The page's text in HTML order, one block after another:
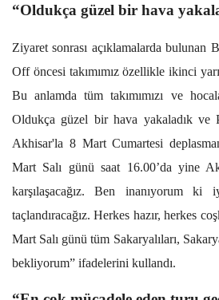
“Oldukça güzel bir hava
Ziyaret sonrası açıklamalarda bulunan
Off öncesi takımımız özellikle ikinci
Bu anlamda tüm takımımızı ve
Oldukça güzel bir hava yakaladık ve
Akhisar'la 8 Mart Cumartesi
Mart Salı günü saat 16.00’da yine
karşılaşacağız.Ben inanıyorum ki
taçlandıracağız. Herkes hazır, herkes
Mart Salı günü tüm Sakaryalıları,
bekliyorum” ifadelerini kullandı.